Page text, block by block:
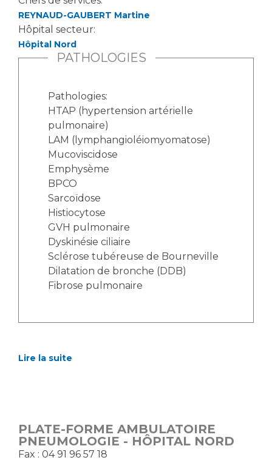
Maladies rares
Maternité Hôpital Nord
Vos représentants
La Commission Des Usagers (CDU)
Les Comités Locaux des Usagers
Le projet des usagers
Qualité
Nos indicateurs qualité et de sécurité des soins
Sécurité
Lieu de santé sans tabac
Presse / Multimédia
Communiqués de presse
Médiathèque
Fournisseurs
Rôles et missions
Liste des marchés conclus
Documents utiles
REYNAUD-GAUBERT Martine
Hôpital secteur:
Hôpital Nord
PATHOLOGIES
Pathologies:
HTAP (hypertension artérielle
pulmonaire)
LAM (lymphangioléiomyomatose)
Mucoviscidose
Emphysème
BPCO
Sarcoïdose
Histiocytose
GVH pulmonaire
Dyskinésie ciliaire
Sclérose tubéreuse de Bourneville
Dilatation de bronche (DDB)
Fibrose pulmonaire
Lire la suite
PLATE-FORME AMBULATOIRE
PNEUMOLOGIE - HÔPITAL NORD
Fax : 04 91 96 57 18